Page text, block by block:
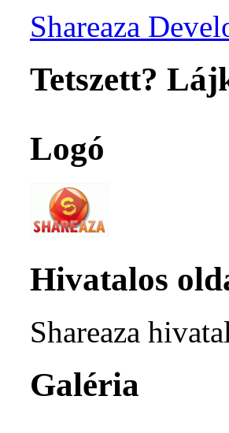
Shareaza
Tetszett?
Logó
Hivatalos
Shareaza
Galéria